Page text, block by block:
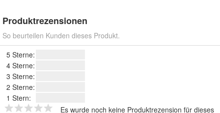
Produktrezensionen
So beurteilen Kunden dieses Produkt.
5 Sterne:
4 Sterne:
3 Sterne:
2 Sterne:
1 Stern:
Es wurde noch keine Produktrezension für dieses